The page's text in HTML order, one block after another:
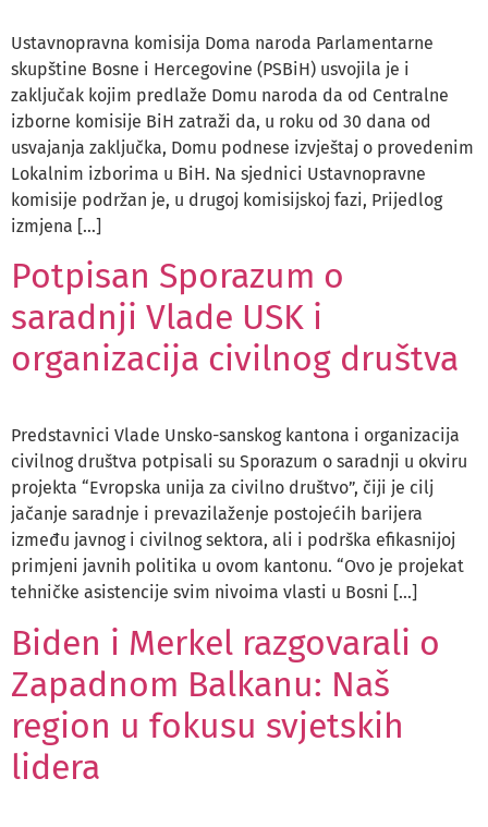
Ustavnopravna komisija Doma naroda Parlamentarne
skupštine Bosne i Hercegovine (PSBiH) usvojila je i
zaključak kojim predlaže Domu naroda da od Centralne
izborne komisije BiH zatraži da, u roku od 30 dana od
usvajanja zaključka, Domu podnese izvještaj o provedenim
Lokalnim izborima u BiH. Na sjednici Ustavnopravne
komisije podržan je, u drugoj komisijskoj fazi, Prijedlog
izmjena […]
Potpisan Sporazum o
saradnji Vlade USK i
organizacija civilnog društva
Predstavnici Vlade Unsko-sanskog kantona i organizacija
civilnog društva potpisali su Sporazum o saradnji u okviru
projekta “Evropska unija za civilno društvo”, čiji je cilj
jačanje saradnje i prevazilaženje postojećih barijera
između javnog i civilnog sektora, ali i podrška efikasnijoj
primjeni javnih politika u ovom kantonu. “Ovo je projekat
tehničke asistencije svim nivoima vlasti u Bosni […]
Biden i Merkel razgovarali o
Zapadnom Balkanu: Naš
region u fokusu svjetskih
lidera